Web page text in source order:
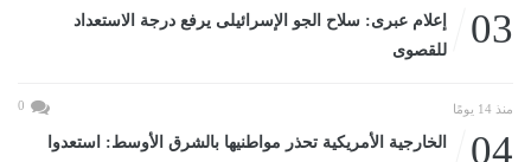
03
إعلام عبرى: سلاح الجو الإسرائيلى يرفع درجة الاستعداد
للقصوى
منذ 14 يومًا 0
04
الخارجية الأمريكية تحذر مواطنيها بالشرق الأوسط: استعدوا